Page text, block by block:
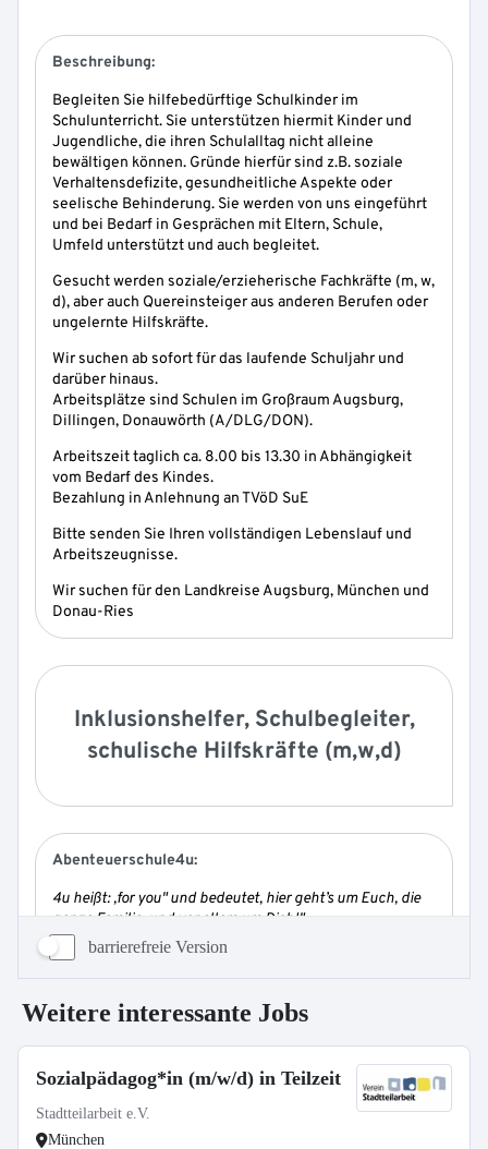
barrierefreie Version
Weitere interessante Jobs
Sozialpädagog*in (m/w/d) in Teilzeit
Stadtteilarbeit e.V.
München